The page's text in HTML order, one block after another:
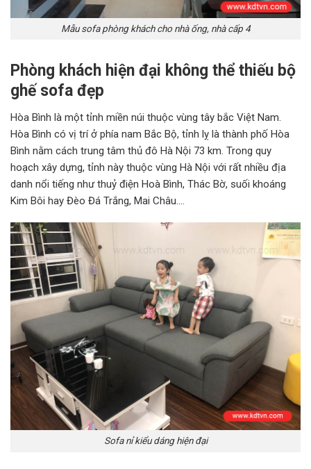
Mẫu sofa phòng khách cho nhà ống, nhà cấp 4
Phòng khách hiện đại không thể thiếu bộ
ghế sofa đẹp
Hòa Bình là một tỉnh miền núi thuộc vùng tây bắc Việt Nam.
Hòa Bình có vị trí ở phía nam Bắc Bộ, tỉnh lỵ là thành phố Hòa
Bình nằm cách trung tâm thủ đô Hà Nội 73 km. Trong quy
hoạch xây dựng, tỉnh này thuộc vùng Hà Nội với rất nhiều địa
danh nổi tiếng như thuỷ điện Hoà Bình, Thác Bờ, suối khoáng
Kim Bôi hay Đèo Đá Trắng, Mai Châu….
Sofa nỉ kiểu dáng hiện đại